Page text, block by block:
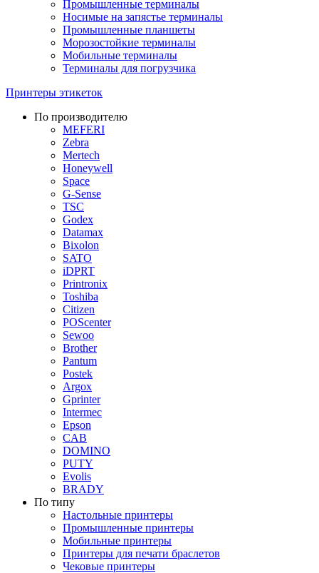
Промышленные терминалы
Носимые на запястье терминалы
Промышленные планшеты
Морозостойкие терминалы
Мобильные терминалы
Терминалы для погрузчика
Принтеры этикеток
По производителю
MEFERI
Zebra
Mertech
Honeywell
Space
G-Sense
TSC
Godex
Datamax
Bixolon
SATO
iDPRT
Printronix
Toshiba
Citizen
POScenter
Sewoo
Brother
Pantum
Postek
Argox
Gprinter
Intermec
Epson
CAB
DOMINO
PUTY
Evolis
BRADY
По типу
Настольные принтеры
Промышленные принтеры
Мобильные принтеры
Принтеры для печати браслетов
Чековые принтеры